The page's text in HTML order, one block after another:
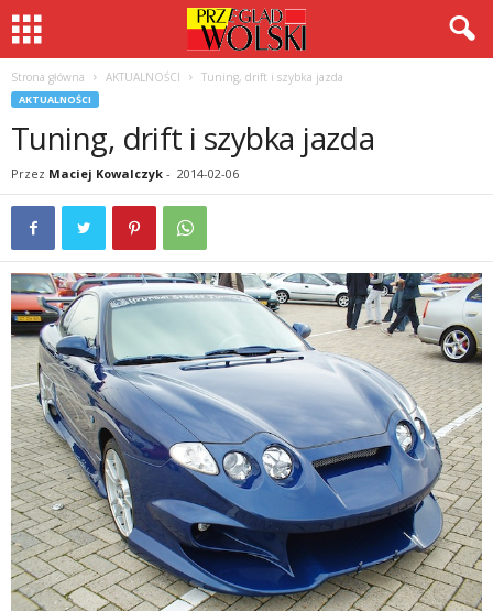
Strona główna AKTUALNOŚCI Tuning, drift i szybka jazda
AKTUALNOŚCI
Tuning, drift i szybka jazda
Przez Maciej Kowalczyk - 2014-02-06